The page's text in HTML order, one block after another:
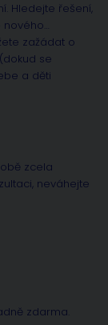
Hledejte řešení,
zažádat o
se
a děti
zcela
neváhejte
zdarma.